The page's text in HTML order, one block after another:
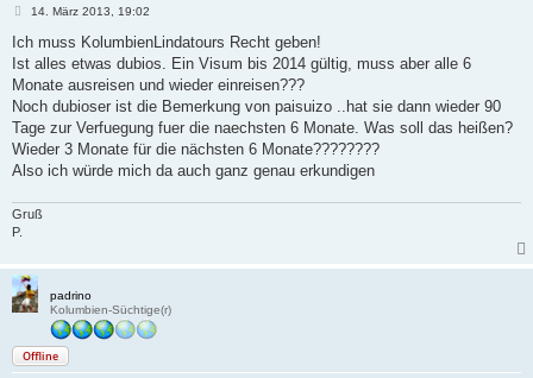
B
i
r
a
14. März 2013, 19:02
Ich muss KolumbienLindatours Recht geben!
Ist alles etwas dubios. Ein Visum bis 2014 gültig, muss aber alle 6
Monate ausreisen und wieder einreisen???
Noch dubioser ist die Bemerkung von paisuizo ..hat sie dann wieder 90
Tage zur Verfuegung fuer die naechsten 6 Monate. Was soll das heißen?
Wieder 3 Monate für die nächsten 6 Monate????????
Also ich würde mich da auch ganz genau erkundigen
Gruß
P.
padrino
Kolumbien-Süchtige(r)
Offline